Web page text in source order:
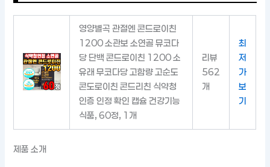
영양별곡 관절엔 콘드로이친
1200 소관보 소연골 뮤코다
당 단백 콘드로이친 1200 소
유래 무코다당 고함량 고순도
콘도로이친 콘드리친 식약청
인증 인정 확인 캡슐 건강기능
식품, 60정, 1개
리뷰
562
개
최
저
가
보
기
제품 소개